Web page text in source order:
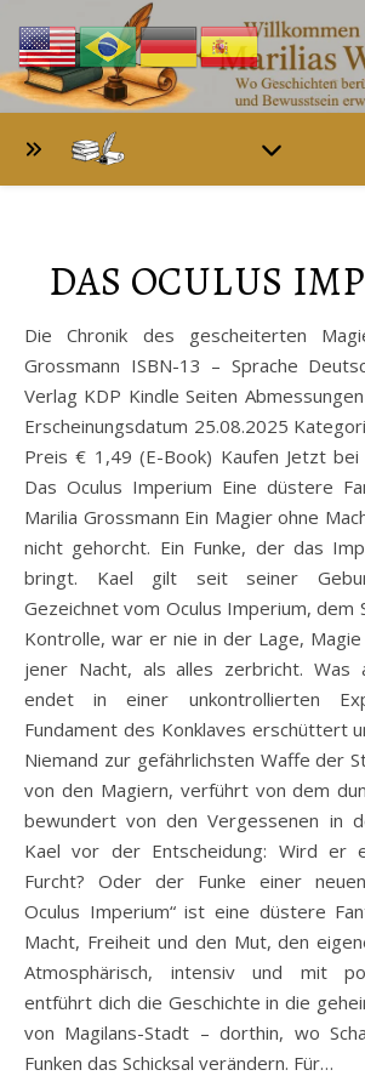
DAS OCULUS
Die Chronik des gescheiterten Magiers Autor Marilia
Grossmann ISBN-13 – Sprache
Verlag KDP Kindle Seiten
Erscheinungsdatum 25.08.2025
Preis € 1,49 (E-Book) Kaufen Jetzt bei
Das Oculus Imperium Eine düstere
Marilia Grossmann Ein Magier ohne
nicht gehorcht. Ein Funke, der das
bringt. Kael gilt seit seiner
Gezeichnet vom Oculus Imperium, dem
Kontrolle, war er nie in der Lage,
jener Nacht, als alles zerbricht. Was
endet in einer unkontrollierten
Fundament des Konklaves erschüttert
Niemand zur gefährlichsten Waffe der
von den Magiern, verführt von dem
bewundert von den Vergessenen in
Kael vor der Entscheidung: Wird er
Furcht? Oder der Funke einer
Oculus Imperium“ ist eine düstere
Macht, Freiheit und den Mut, den
Atmosphärisch, intensiv und mit
entführt dich die Geschichte in die
von Magilans-Stadt – dorthin, wo
Funken das Schicksal verändern. Für…